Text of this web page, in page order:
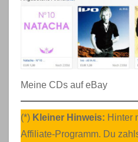
Meine CDs auf eBay
(*) Kleiner Hinweis: Hinter
Affiliate-Programm. Du